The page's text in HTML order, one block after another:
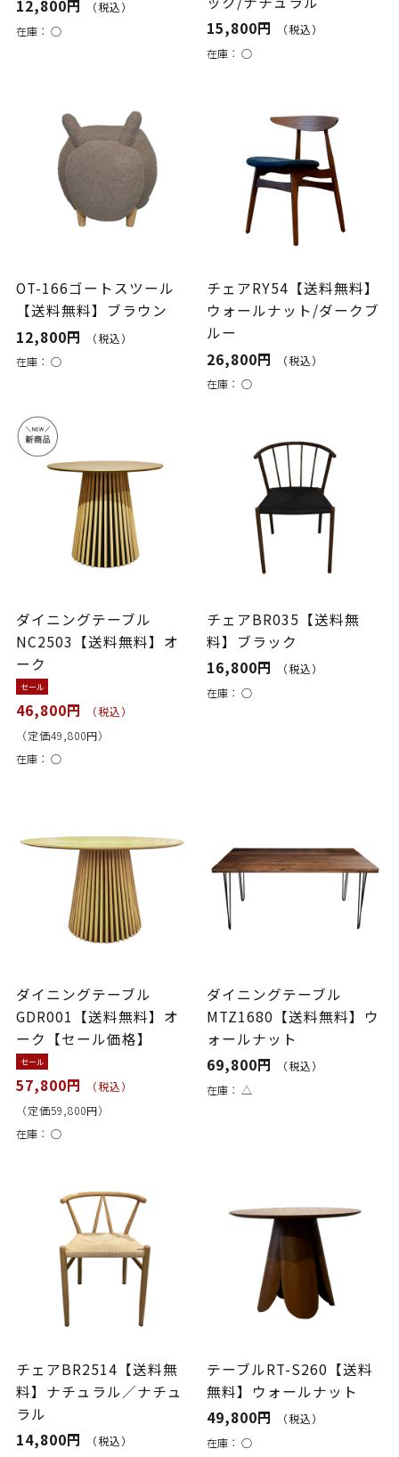
12,800円
（税込）
在庫： ○
15,800円
（税込）
在庫：○
OT-166ゴートスツール
【送料無料】ブラウン
12,800円
（税込）
在庫： ○
チェアRY54【送料無料】
ウォールナット/ダークブ
ルー
26,800円
（税込）
在庫：○
ダイニングテーブル
NC2503【送料無料】オ
ーク
セール
46,800円
（税込）
（定価49,800円）
在庫： ○
チェアBR035【送料無
料】ブラック
16,800円
（税込）
在庫：○
ダイニングテーブル
GDR001【送料無料】オ
ーク【セール価格】
セール
57,800円
（税込）
（定価59,800円）
在庫： ○
ダイニングテーブル
MTZ1680【送料無料】ウ
ォールナット
69,800円
（税込）
在庫： △
チェアBR2514【送料無
料】ナチュラル／ナチュ
ラル
14,800円
（税込）
テーブルRT-S260【送料
無料】ウォールナット
49,800円
（税込）
在庫：○